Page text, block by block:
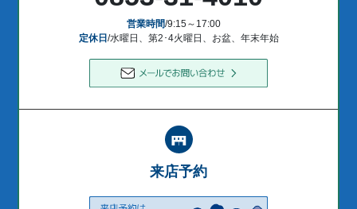
営業時間/9:15～17:00
定休日 /水曜日、第2･4火曜日、お盆、年末年始
来店予約